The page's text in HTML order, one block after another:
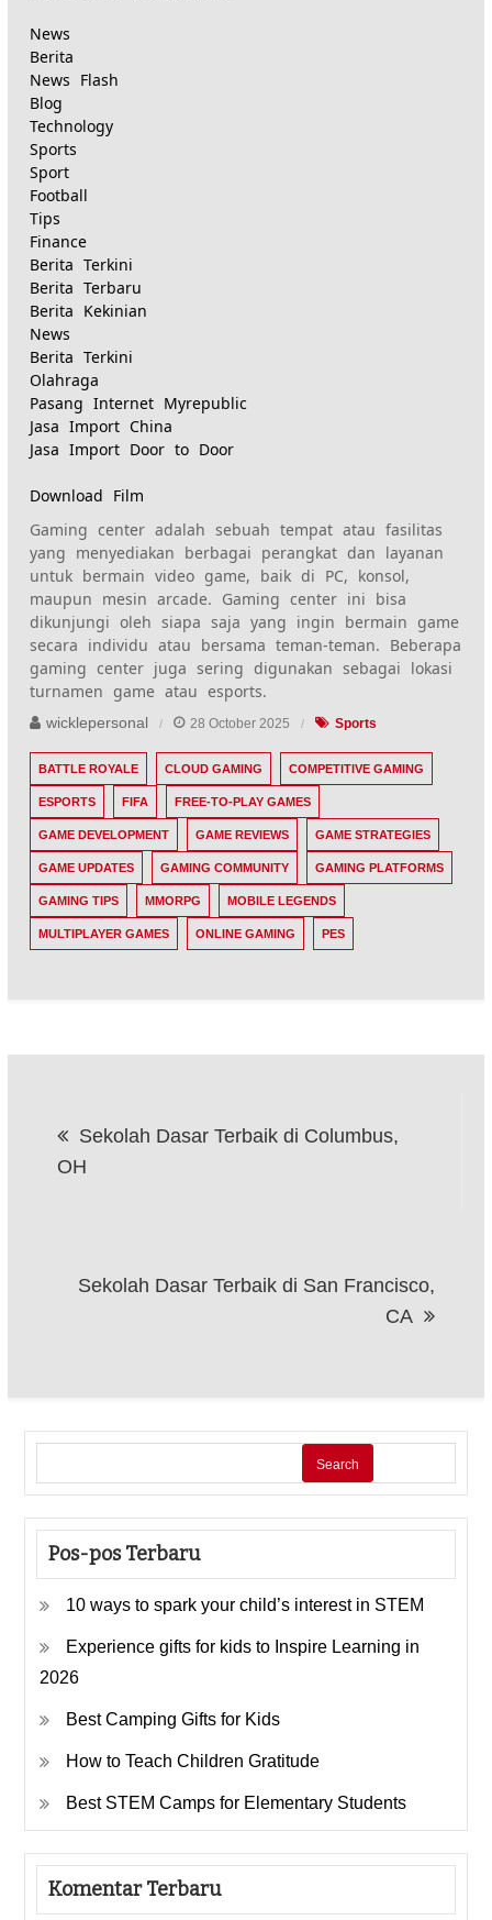
News
Berita
News Flash
Blog
Technology
Sports
Sport
Football
Tips
Finance
Berita Terkini
Berita Terbaru
Berita Kekinian
News
Berita Terkini
Olahraga
Pasang Internet Myrepublic
Jasa Import China
Jasa Import Door to Door
Download Film
Gaming center adalah sebuah tempat atau fasilitas
yang menyediakan berbagai perangkat dan layanan
untuk bermain video game, baik di PC, konsol,
maupun mesin arcade. Gaming center ini bisa
dikunjungi oleh siapa saja yang ingin bermain game
secara individu atau bersama teman-teman. Beberapa
gaming center juga sering digunakan sebagai lokasi
turnamen game atau esports.
wicklepersonal 28 October 2025 Sports
BATTLE ROYALE CLOUD GAMING COMPETITIVE GAMING
ESPORTS FIFA FREE-TO-PLAY GAMES
GAME DEVELOPMENT GAME REVIEWS GAME STRATEGIES
GAME UPDATES GAMING COMMUNITY GAMING PLATFORMS
GAMING TIPS MMORPG MOBILE LEGENDS
MULTIPLAYER GAMES ONLINE GAMING PES
navigation
Sekolah Dasar Terbaik di Columbus,
OH
Sekolah Dasar Terbaik di San Francisco,
CA
Search
Pos-pos Terbaru
10 ways to spark your child’s interest in STEM
Experience gifts for kids to Inspire Learning in
2026
Best Camping Gifts for Kids
How to Teach Children Gratitude
Best STEM Camps for Elementary Students
Komentar Terbaru